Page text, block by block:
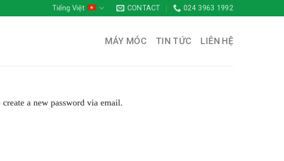
Tiếng Việt CONTACT 024 3963 1992
MÁY MÓC TIN TỨC LIÊN HỆ
a new password via email.